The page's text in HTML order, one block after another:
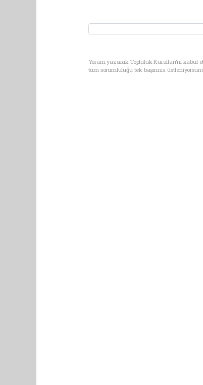
Yorum yazarak Topluluk Kuralları’nı kabul
tüm sorumluluğu tek başınıza